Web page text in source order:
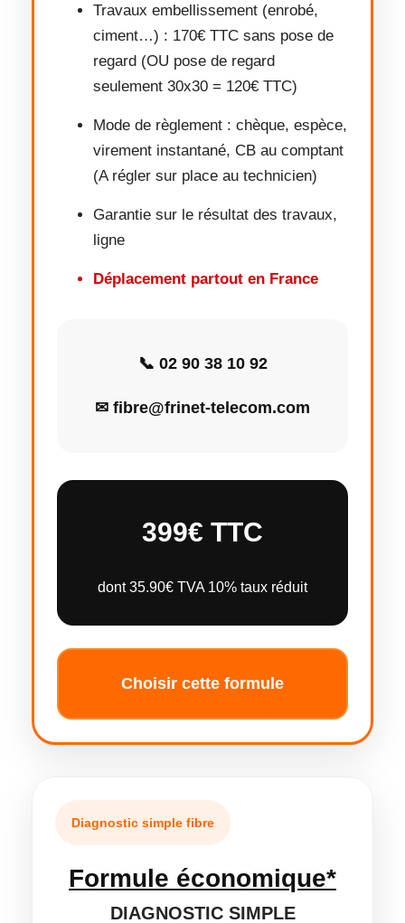
Travaux embellissement (enrobé,
ciment…) : 170€ TTC sans pose de
regard (OU pose de regard
seulement 30x30 = 120€ TTC)
Mode de règlement : chèque, espèce,
virement instantané, CB au comptant
(A régler sur place au technicien)
Garantie sur le résultat des travaux,
ligne
Déplacement partout en France
📞 02 90 38 10 92
✉ fibre@frinet-telecom.com
399€ TTC
dont 35.90€ TVA 10% taux réduit
Choisir cette formule
Diagnostic simple fibre
Formule économique*
DIAGNOSTIC SIMPLE